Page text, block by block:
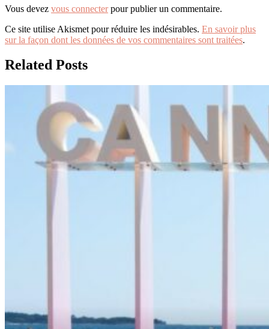
Vous devez vous connecterpour publier un commentaire.
Ce site utilise Akismet pour réduire les indésirables. En savoir plus
sur la façon dont les données de vos commentaires sont traitées.
Related Posts